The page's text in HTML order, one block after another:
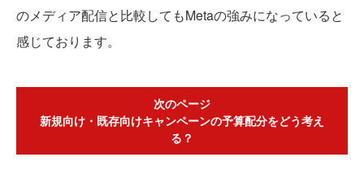
のメディア配信と比較してもMetaの強みになっていると
感じております。
次のページ
新規向け・既存向けキャンペーンの予算配分をどう考え
る？